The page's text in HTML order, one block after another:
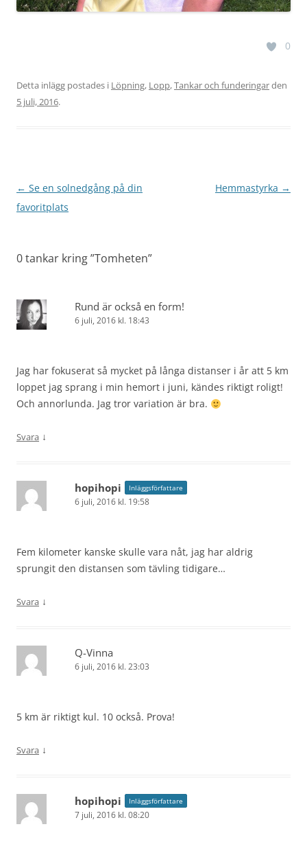
0
Detta inlägg postades i Löpning, Lopp,Tankar och funderingarden
5 juli, 2016.
Inläggsnavigering
← Se en solnedgång på din
favoritplats
Hemmastyrka →
0 tankar kring ”Tomheten”
Rund är också en form!
6 juli, 2016 kl. 18:43
Jag har fokuserat så mycket på långa distanser i år att 5 km
loppet jag sprang i min hemort i juni, kändes riktigt roligt!
Och annorlunda. Jag tror variation är bra.
Svara ↓
hopihopi Inläggsförfattare
6 juli, 2016 kl. 19:58
Fem kilometer kanske skulle vara nåt, jag har aldrig
sprungit den distansen som tävling tidigare…
Svara ↓
Q-Vinna
6 juli, 2016 kl. 23:03
5 km är riktigt kul. 10 också. Prova!
Svara ↓
hopihopi Inläggsförfattare
7 juli, 2016 kl. 08:20